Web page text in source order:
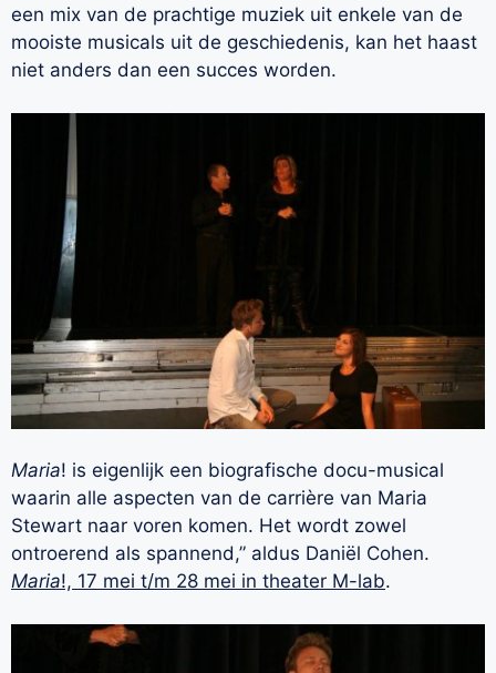
een mix van de prachtige muziek uit enkele van de
mooiste musicals uit de geschiedenis, kan het haast
niet anders dan een succes worden.
Maria! is eigenlijk een biografische docu-musical
waarin alle aspecten van de carrière van Maria
Stewart naar voren komen. Het wordt zowel
ontroerend als spannend,” aldus Daniël Cohen.
Maria!, 17 mei t/m 28 mei in theater M-lab.